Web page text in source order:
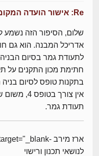
Re: אישור הועדה המקומית לבית בשיפוץ
שלום, הסיפור הזה נשמע
אדריכל המבנה. הוא גם
לתעודת גמר בסיום
חתימת מכון התקנים על
בתקנות טופס לסיום
אין צורך
תעודת גמר.
לנושאי תכנון ורישוי